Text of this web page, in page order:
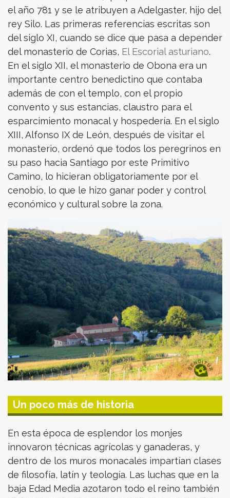
el año 781 y se le atribuyen a Adelgaster, hijo del
rey Silo. Las primeras referencias escritas son
del siglo XI, cuando se dice que pasa a depender
del monasterio de Corias, El Escorial asturiano.
En el siglo XII, el monasterio de Obona era un
importante centro benedictino que contaba
además de con el templo, con el propio
convento y sus estancias, claustro para el
esparcimiento monacal y hospedería. En el siglo
XIII, Alfonso IX de León, después de visitar el
monasterio, ordenó que todos los peregrinos en
su paso hacia Santiago por este Primitivo
Camino, lo hicieran obligatoriamente por el
cenobio, lo que le hizo ganar poder y control
económico y cultural sobre la zona.
Un poco más de historia
En esta época de esplendor los monjes
innovaron técnicas agrícolas y ganaderas, y
dentro de los muros monacales impartían clases
de filosofía, latín y teología. Las luchas que en la
baja Edad Media azotaron todo el reino también